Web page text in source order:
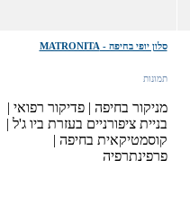
סלון יופי בחיפה - MATRONITA
תמונות
מניקור בחיפה | פדיקור רפואי |
בניית ציפורניים בעזרת ביו ג'ל |
קוסמטיקאית בחיפה |
פרפינתרפיה